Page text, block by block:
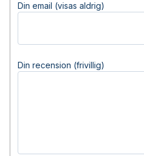
Din email (visas aldrig)
Din recension (frivillig)